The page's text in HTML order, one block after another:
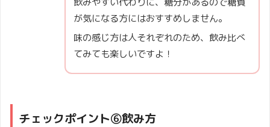
が気になる方にはおすすめしません。
味の感じ方は人それぞれのため、飲み比べ
てみても楽しいですよ！
チェックポイント⑥飲み方